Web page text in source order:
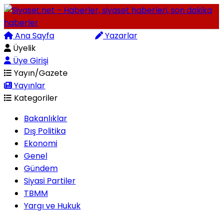
Ana Sayfa
Yazarlar
Üyelik
Üye Girişi
Yayın/Gazete
Yayınlar
Kategoriler
Bakanlıklar
Dış Politika
Ekonomi
Genel
Gündem
Siyasi Partiler
TBMM
Yargı ve Hukuk